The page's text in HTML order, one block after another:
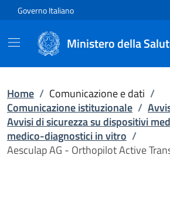
Vai direttamente al contenuto
Governo Italiano
Ministero della
Home / Comunicazione e dati /
Comunicazione istituzionale /
Avvisi di sicurezza su dispositivi
medico-diagnostici in vitro /
Aesculap AG - Orthopilot Active